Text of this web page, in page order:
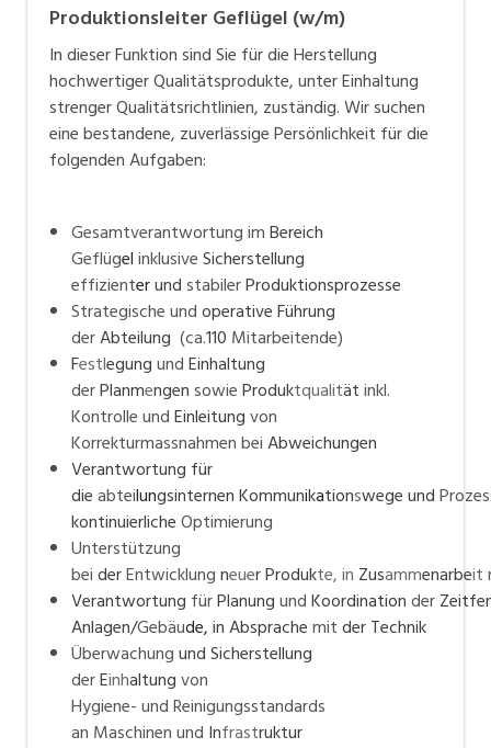
Verkauf, Handel, Kundenberatung,
Getränke
Suppen, Saucen, Gewürze, Hilfsstoffe
Verpackung, Anlagen, Maschinen
Geschäftsführung, Marketing, Verkauf,
Aussendienst, Key Account,
QS, QM, Entwicklung
Produktionsleiter Geflügel (w/m)
In dieser Funktion sind Sie für die Herstellung
hochwertiger Qualitätsprodukte, unter Einhaltung
strenger Qualitätsrichtlinien, zuständig. Wir suchen
eine bestandene, zuverlässige Persönlichkeit für die
folgenden Aufgaben:
Gesamtverantwortung imBereich
GeflügelinklusiveSicherstellung
effizienterundstabilerProduktionsprozesse
Strategische undoperative Führung
derAbteilung (ca.110 Mitarbeitende)
FestlegungundEinhaltung
derPlanmengensowieProduktqualitätinkl.
Kontrolle undEinleitungvon
Korrekturmassnahmen beiAbweichungen
Verantwortung für
dieabteilungsinternen Kommunikationswege undProzes
kontinuierlicheOptimierung
Unterstützung
beiderEntwicklungneuer Produkte, in Zusammenarbeit
Verantwortung fürPlanungundKoordinationder
Anlagen/Gebäude,in Absprachemitder Technik
Überwachungund Sicherstellung
derEinhaltungvon
Hygiene- und Reinigungsstandards
an Maschinen und Infrastruktur